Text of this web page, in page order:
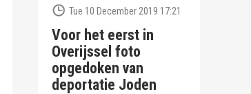
Tue 10 December 2019 17:21
Voor het eerst in
Overijssel foto
opgedoken van
deportatie Joden